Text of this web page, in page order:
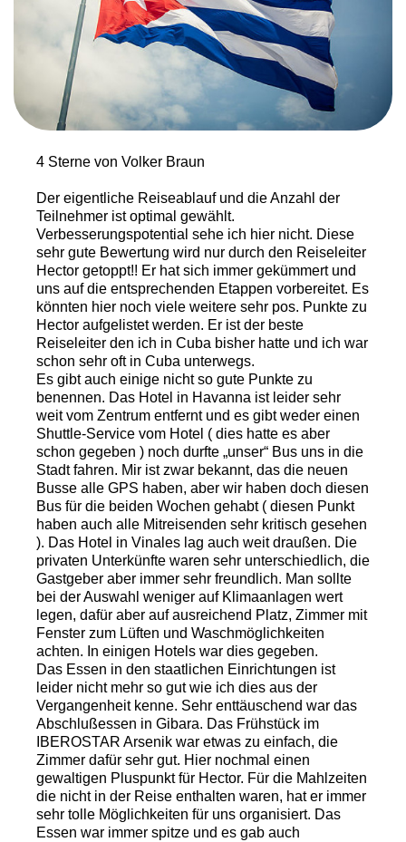
4 Sterne von Volker Braun
Der eigentliche Reiseablauf und die Anzahl der
Teilnehmer ist optimal gewählt.
Verbesserungspotential sehe ich hier nicht. Diese
sehr gute Bewertung wird nur durch den Reiseleiter
Hector getoppt!! Er hat sich immer gekümmert und
uns auf die entsprechenden Etappen vorbereitet. Es
könnten hier noch viele weitere sehr pos. Punkte zu
Hector aufgelistet werden. Er ist der beste
Reiseleiter den ich in Cuba bisher hatte und ich war
schon sehr oft in Cuba unterwegs.
Es gibt auch einige nicht so gute Punkte zu
benennen. Das Hotel in Havanna ist leider sehr
weit vom Zentrum entfernt und es gibt weder einen
Shuttle-Service vom Hotel ( dies hatte es aber
schon gegeben ) noch durfte „unser“ Bus uns in die
Stadt fahren. Mir ist zwar bekannt, das die neuen
Busse alle GPS haben, aber wir haben doch diesen
Bus für die beiden Wochen gehabt ( diesen Punkt
haben auch alle Mitreisenden sehr kritisch gesehen
). Das Hotel in Vinales lag auch weit draußen. Die
privaten Unterkünfte waren sehr unterschiedlich, die
Gastgeber aber immer sehr freundlich. Man sollte
bei der Auswahl weniger auf Klimaanlagen wert
legen, dafür aber auf ausreichend Platz, Zimmer mit
Fenster zum Lüften und Waschmöglichkeiten
achten. In einigen Hotels war dies gegeben.
Das Essen in den staatlichen Einrichtungen ist
leider nicht mehr so gut wie ich dies aus der
Vergangenheit kenne. Sehr enttäuschend war das
Abschlußessen in Gibara. Das Frühstück im
IBEROSTAR Arsenik war etwas zu einfach, die
Zimmer dafür sehr gut. Hier nochmal einen
gewaltigen Pluspunkt für Hector. Für die Mahlzeiten
die nicht in der Reise enthalten waren, hat er immer
sehr tolle Möglichkeiten für uns organisiert. Das
Essen war immer spitze und es gab auch